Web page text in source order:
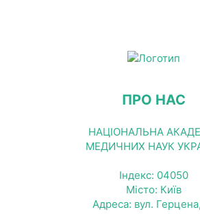
ПРО НАС
НАЦІОНАЛЬНА
МЕДИЧНИХ НАУК
Індекс: 04050
Місто: Київ
Адреса: вул.